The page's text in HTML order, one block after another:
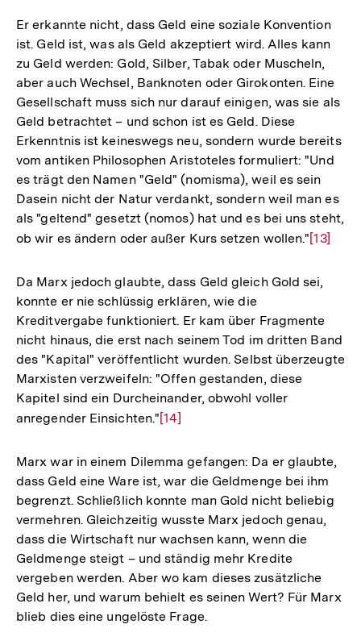
Er erkannte nicht, dass Geld eine soziale Konvention
ist. Geld ist, was als Geld akzeptiert wird. Alles kann
zu Geld werden: Gold, Silber, Tabak oder Muscheln,
aber auch Wechsel, Banknoten oder Girokonten. Eine
Gesellschaft muss sich nur darauf einigen, was sie als
Geld betrachtet – und schon ist es Geld. Diese
Erkenntnis ist keineswegs neu, sondern wurde bereits
vom antiken Philosophen Aristoteles formuliert: "Und
es trägt den Namen "Geld" (nomisma), weil es sein
Dasein nicht der Natur verdankt, sondern weil man es
als "geltend" gesetzt (nomos) hat und es bei uns steht,
ob wir es ändern oder außer Kurs setzen wollen."Zur
der
[13]
Da Marx jedoch glaubte, dass Geld gleich Gold sei,
konnte er nie schlüssig erklären, wie die
Kreditvergabe funktioniert. Er kam über Fragmente
nicht hinaus, die erst nach seinem Tod im dritten Band
des "Kapital" veröffentlicht wurden. Selbst überzeugte
Marxisten verzweifeln: "Offen gestanden, diese
Kapitel sind ein Durcheinander, obwohl voller
anregender Einsichten."Zur
der
Fußnote
[14]
Marx war in einem Dilemma gefangen: Da er glaubte,
dass Geld eine Ware ist, war die Geldmenge bei ihm
begrenzt. Schließlich konnte man Gold nicht beliebig
vermehren. Gleichzeitig wusste Marx jedoch genau,
dass die Wirtschaft nur wachsen kann, wenn die
Geldmenge steigt – und ständig mehr Kredite
vergeben werden. Aber wo kam dieses zusätzliche
Geld her, und warum behielt es seinen Wert? Für Marx
blieb dies eine ungelöste Frage.